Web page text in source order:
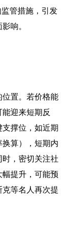
管措施，引发
响。
位置。若价格能
迎来短期反
撑位，如近期
换算），短期内
，密切关注社
提升，可能预
等名人再次提